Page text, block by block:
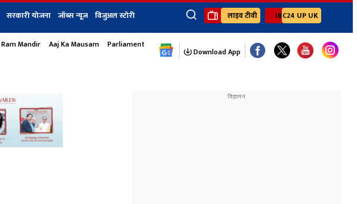
सरकारी योजना जॉब्स न्यूज विजुअल स्टोरी
×
जॉब्स न्यूज Youtube Channels
Ibc24 Jankarwan
लाइव टीवी IBC24 UP UK
Ram Mandir Aaj Ka Mausam Parliament Monsoon Session
Download App